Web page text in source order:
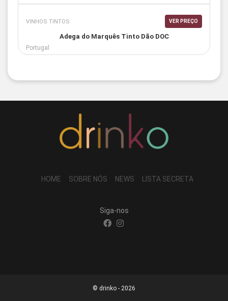
VINHOS TINTOS VER PREÇO
Adega do Marquês Tinto Dão DOC
Portugal
HOME SOBRE NÓS NEWS LISTA SECRETA
Siga-nos
© drinko - 2026